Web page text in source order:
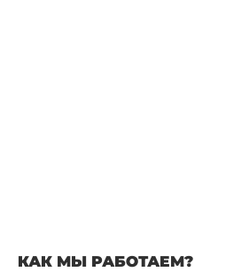
КАК МЫ РАБОТАЕМ?